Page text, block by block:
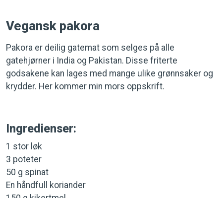
Vegansk pakora
Pakora er deilig gatemat som selges på alle
gatehjørner i India og Pakistan. Disse friterte
godsakene kan lages med mange ulike grønnsaker og
krydder. Her kommer min mors oppskrift.
Ingredienser:
1 stor løk
3 poteter
50 g spinat
En håndfull koriander